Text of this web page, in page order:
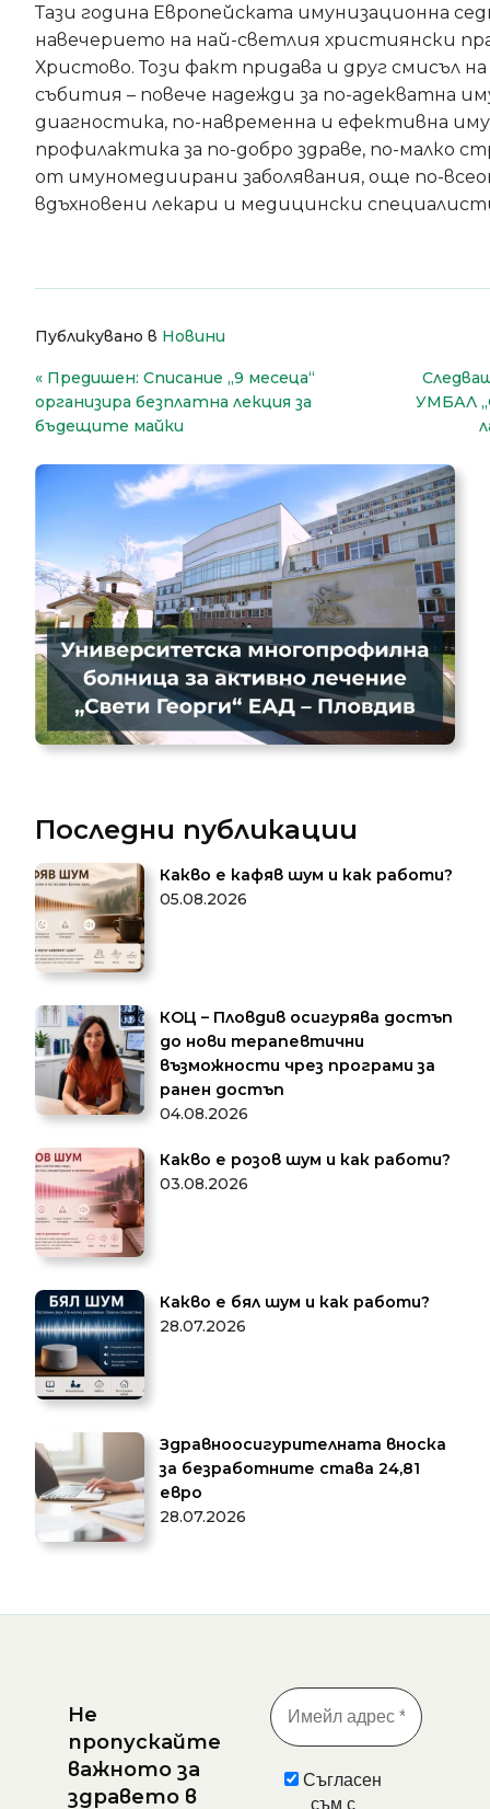
Тази година Европейската имунизационна
навечерието на най-светлия християнски
Христово. Този факт придава и друг смисъл
събития – повече надежди за по-адекватна
диагностика, по-навременна и ефективна
профилактика за по-добро здраве, по-малко
от имуномедиирани заболявания, още по-
вдъхновени лекари и медицински
Публикувано в Новини
Навигация
Предишен: Списание „9 месеца“
организира безплатна лекция за
бъдещите майки
УМБАЛ
Последни публикации
Какво е кафяв шум и как работи?
05.08.2026
КОЦ – Пловдив осигурява достъп
до нови терапевтични
възможности чрез програми за
ранен достъп
04.08.2026
Какво е розов шум и как работи?
03.08.2026
Какво е бял шум и как работи?
28.07.2026
Здравноосигурителната вноска
за безработните става 24,81
евро
28.07.2026
Не
пропускайте
важното за
здравето в
Съгласен
съм с